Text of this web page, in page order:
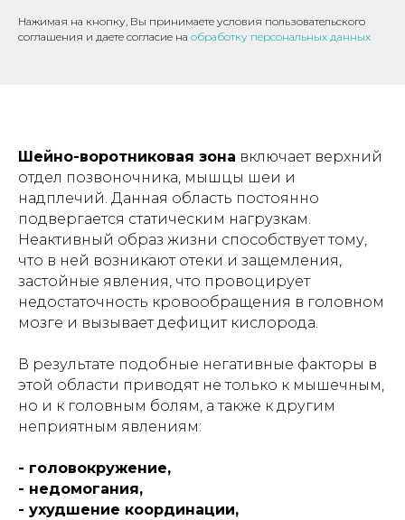
Нажимая на кнопку, Вы принимаете условия пользовательского
соглашения и даете согласие на обработку персональных данных
Шейно-воротниковая зона включает верхний
отдел позвоночника, мышцы шеи и
надплечий. Данная область постоянно
подвергается статическим нагрузкам.
Неактивный образ жизни способствует тому,
что в ней возникают отеки и защемления,
застойные явления, что провоцирует
недостаточность кровообращения в головном
мозге и вызывает дефицит кислорода.
В результате подобные негативные факторы в
этой области приводят не только к мышечным,
но и к головным болям, а также к другим
неприятным явлениям:
- головокружение,
- недомогания,
- ухудшение координации,